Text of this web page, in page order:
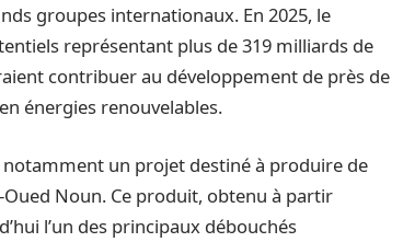
groupes internationaux. En 2025, le
représentant plus de 319 milliards de
contribuer au développement de près de
énergies renouvelables.
un projet destiné à produire de
Noun. Ce produit, obtenu à partir
l’un des principaux débouchés